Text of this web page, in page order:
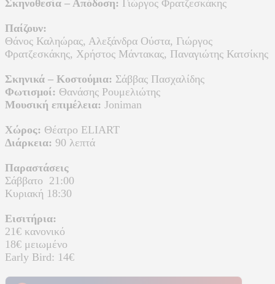
Σκηνοθεσία – Απόδοση: Γιώργος Φρατζεσκάκης
Παίζουν:
Θάνος Καληώρας, Αλεξάνδρα Ούστα, Γιώργος
Φρατζεσκάκης, Χρήστος Μάντακας, Παναγιώτης Κατσίκης
Σκηνικά – Κοστούμια: Σάββας Πασχαλίδης
Φωτισμοί: Θανάσης Ρουμελιώτης
Μουσική επιμέλεια: Joniman
Χώρος: Θέατρο ELIART
Διάρκεια: 90 λεπτά
Παραστάσεις
Σάββατο 21:00
Κυριακή 18:30
Εισιτήρια:
21€ κανονικό
18€ μειωμένο
Early Bird: 14€